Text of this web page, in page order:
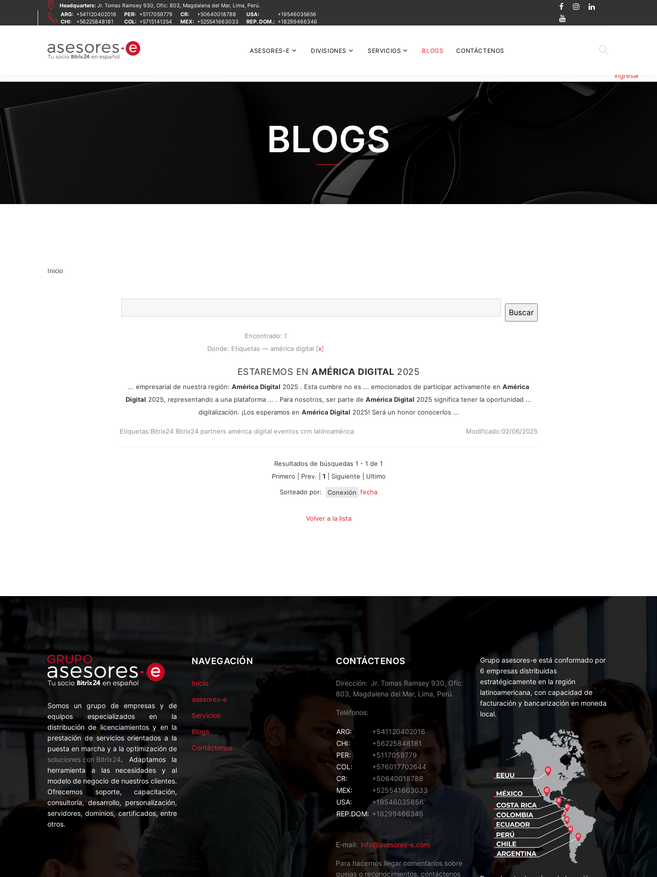
Headquarters: Jr. Tomas Ramsey 930, Ofic: 803, Magdalena del Mar, Lima, Perú.
ARG: +541120402016 PER: +5117059779 CR: +50640018788 USA:
+19546035656
CHI:
+56225848181 COL: +5715141354 MEX: +525541663033 REP. DOM.: +18299466346
ASESORES-E DIVISIONES SERVICIOS BLOGS CONTÁCTENOS
Ingresar
BLOGS
Inicio
Encontrado: 1
Donde: Etiquetas — américa digital [x]
ESTAREMOS EN AMÉRICA DIGITAL 2025
... empresarial de nuestra región: América Digital 2025 . Esta cumbre no es ... emocionados de participar activamente en América
Digital 2025, representando a una plataforma ... . Para nosotros, ser parte de América Digital 2025 significa tener la oportunidad ...
digitalización. ¡Los esperamos en América Digital 2025! Será un honor conocerlos ...
Etiquetas:Bitrix24 Bitrix24 partners américa digital eventos crm latinoamérica Modificado:02/06/2025
Resultados de búsquedas 1 - 1 de 1
Primero | Prev. | 1 | Siguiente | Ultimo
Sorteado por: Conexión fecha
Volver a la lista
Somos un grupo de empresas y de
equipos especializados en la
distribución de licenciamientos y en la
prestación de servicios orientados a la
puesta en marcha y a la optimización de
soluciones con Bitrix24. Adaptamos la
herramienta a las necesidades y al
modelo de negocio de nuestros clientes.
Ofrecemos soporte, capacitación,
consultoría, desarrollo, personalización,
servidores, dominios, certificados, entre
otros.
NAVEGACIÓN
Inicio
asesores-e
Servicios
Blogs
Contáctenos
CONTÁCTENOS
Dirección
Jr. Tomas Ramsey 930, Ofic:
803, Magdalena del Mar, Lima, Perú.
Teléfonos
ARG:
+541120402016
CHI:
+56225848181
PER:
+5117059779
COL:
+576017702644
CR:
+50640018788
MEX:
+525541663033
USA:
+19546035656
REP.DOM: +18299466346
E-mail info@asesores-e.com
Para hacernos llegar comentarios sobre
quejas o reconocimientos, contáctenos
Grupo asesores-e está conformado por
6 empresas distribuidas
estratégicamente en la región
latinoamericana, con capacidad de
facturación y bancarización en moneda
local.